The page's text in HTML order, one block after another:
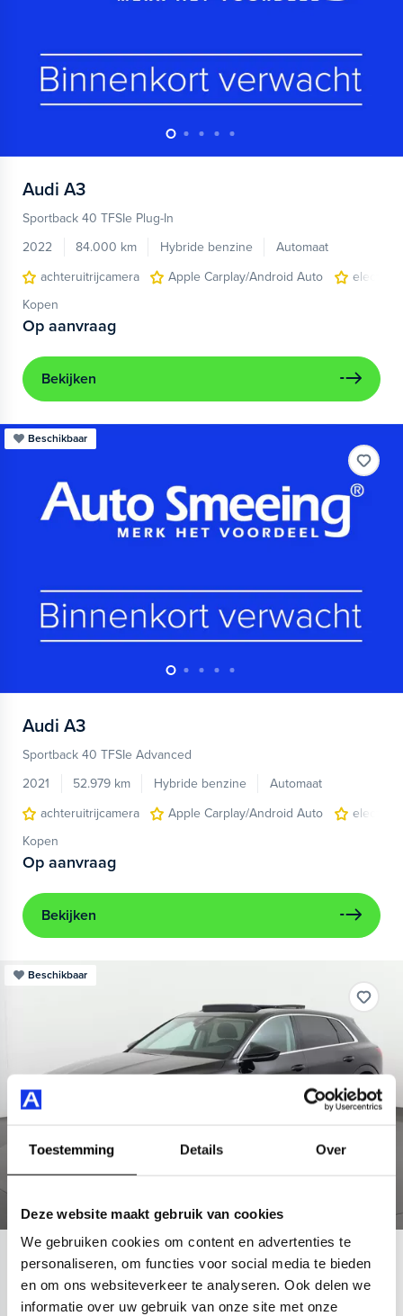
Toestemming Details Over
Deze website maakt gebruik van cookies
We gebruiken cookies om content en advertenties te
personaliseren, om functies voor social media te bieden
en om ons websiteverkeer te analyseren. Ook delen we
informatie over uw gebruik van onze site met onze
Audi A3
Sportback 40 TFSIe Plug-In
2022
84.000 km Hybride benzine
Automaat
achteruitrijcamera
Apple Carplay/Android Auto
Kopen
Op aanvraag
Bekijken
Beschikbaar
Audi A3
Sportback 40 TFSIe Advanced
2021
52.979 km Hybride benzine
Automaat
achteruitrijcamera
Apple Carplay/Android Auto
Kopen
Op aanvraag
Bekijken
Beschikbaar
Audi e-tron
55 quattro Advanced 95 kWh